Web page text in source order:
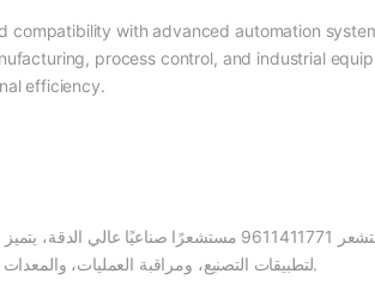
compatibility with advanced automation
process control, and industrial
efficiency.
يُعد المستشعر 9611411771 مستشعرًا
لتطبيقات التصنيع، ومراقبة العمليات، والمعدات الصناعية. استكشف ميزاته الرئيسية وفوائده، وأسباب اختياره كحل استشعار موثوق لتحقيق كفاءة تشغيلية مثالية.